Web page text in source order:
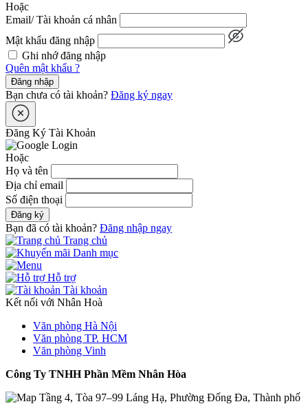
Hoặc
Email/ Tài khoản cá nhân
Mật khẩu đăng nhập
Ghi nhớ đăng nhập
Quên mật khẩu ?
Đăng nhập
Bạn chưa có tài khoản? Đăng ký ngay
Đăng Ký Tài Khoản
Hoặc
Họ và tên
Địa chỉ email
Số điện thoại
Đăng ký
Bạn đã có tài khoản? Đăng nhập ngay
Trang chủ
Danh mục
Hỗ trợ
Tài khoản
Kết nối với Nhân Hoà
Văn phòng Hà Nội
Văn phòng TP. HCM
Văn phòng Vinh
Công Ty TNHH Phần Mềm Nhân Hòa
Tầng 4, Tòa 97–99 Láng Hạ, Phường Đống Đa, Thành phố